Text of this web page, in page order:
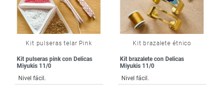
Kit pulseras telar Pink
Kit pulseras pink con Delicas
Miyukis 11/0
Nivel fácil.
Kit brazalete étnico
Kit brazalete con Delicas
Miyukis 11/0
Nivel fácil.